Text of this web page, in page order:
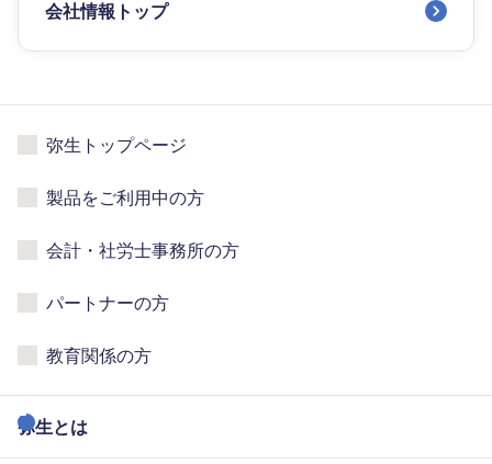
会社情報トップ
弥生トップページ
製品をご利用中の方
会計・社労士事務所の方
パートナーの方
教育関係の方
弥生とは